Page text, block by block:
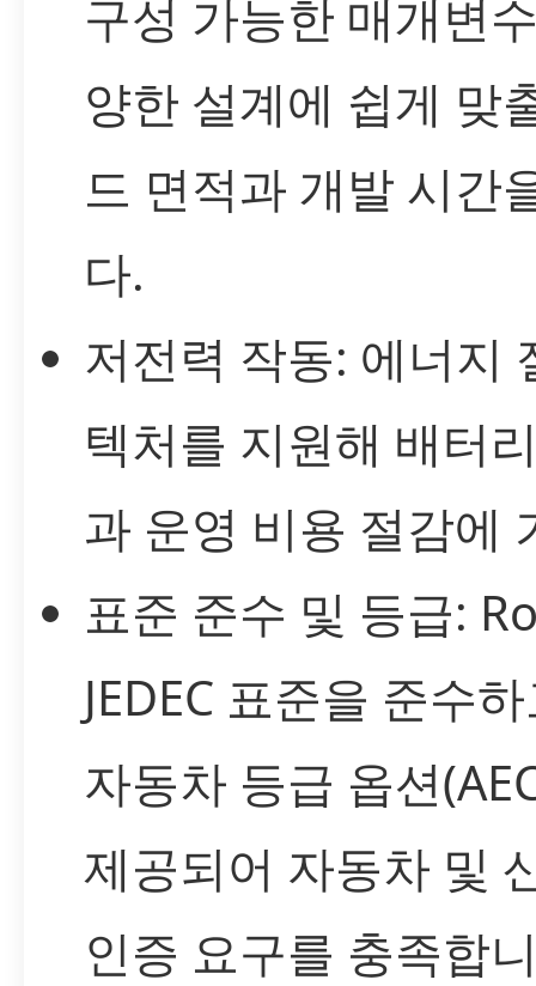
구성 가능한 매개변
양한 설계에 쉽게 맞
드 면적과 개발 시간
다.
저전력 작동: 에너지
텍처를 지원해 배터
과 운영 비용 절감에
표준 준수 및 등급:
JEDEC 표준을 준수
자동차 등급 옵션
제공되어 자동차 및
인증 요구를 충족합